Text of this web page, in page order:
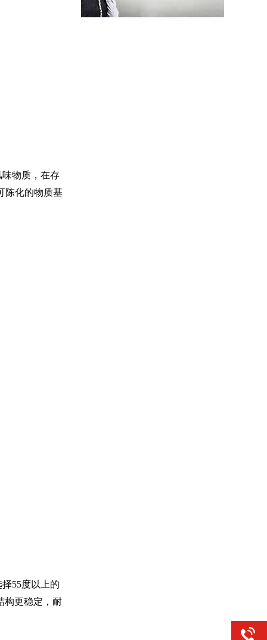
物质，在存
陈化的物质基
55度以上的
构更稳定，耐